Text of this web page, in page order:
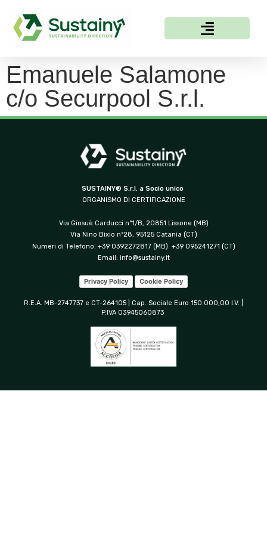
Emanuele Salamone
c/o Securpool S.r.l.
SUSTAINY® S.r.l. a Socio unico
ORGANISMO DI CERTIFICAZIONE
Via Giosuè Carducci n°1/B, 20851 Lissone (MB)
Via Nino Bixio n°28, 95125 Catania (CT)
Numeri di Telefono: +39 0392272817 (MB) +39 095241271 (CT)
Email: info@sustainy.it
Privacy Policy Cookie Policy
R.E.A. MB-2747737 e CT-264105 | Cap. Sociale Euro 150.000,00 I.V. |
P.IVA 03945060873